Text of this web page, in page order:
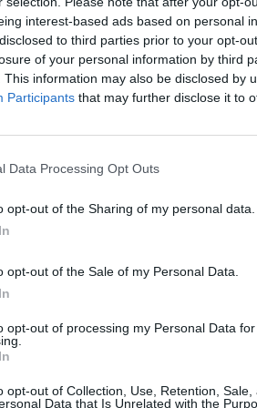
interest-based ads based on personal
to third parties prior to your opt-
of your personal information by third
This information may also be disclosed by
Participants that may further disclose it to
Data Processing Opt Outs
opt-out of the Sharing of my personal data.
opt-out of the Sale of my Personal Data.
opt-out of processing my Personal Data for
opt-out of Collection, Use, Retention, Sale,
Data that Is Unrelated with the
ci siamo vestiti uguali’. Non
via anche il Papa?
Nicola Porro?", afferma
al passaggio a
cacciata, visto che il contratto
i vertici Rai indicati dal
si erano insediati e sul canale
Fazio